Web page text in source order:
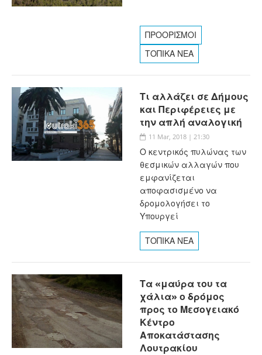
ΠΡΟΟΡΙΣΜΟΙ
ΤΟΠΙΚΑ ΝΕΑ
Τι αλλάζει σε Δήμους
και Περιφέρειες με
την απλή αναλογική
11 Mar, 2018 | 21:30
Ο κεντρικός πυλώνας των
θεσμικών αλλαγών που
εμφανίζεται
αποφασισμένο να
δρομολογήσει το
Υπουργεί
ΤΟΠΙΚΑ ΝΕΑ
Τα «μαύρα του τα
χάλια» ο δρόμος
προς το Μεσογειακό
Κέντρο
Αποκατάστασης
Λουτρακίου